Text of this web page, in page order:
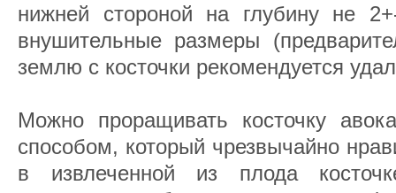
нижней стороной на глубину не
внушительные размеры
землю с косточки рекомендуется
Можно проращивать косточку
способом, который чрезвычайно
в извлеченной из плода